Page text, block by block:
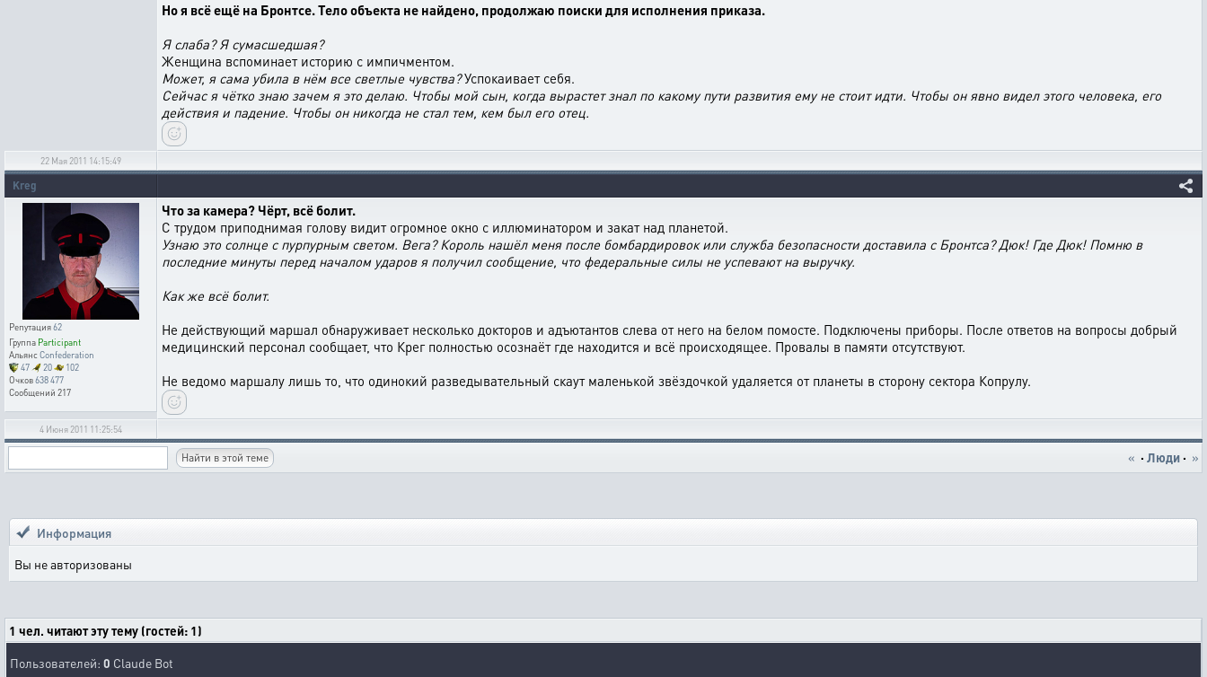
Но я всё ещё на Бронтсе. Тело объекта не найдено, продолжаю поиски для исполнения приказа.
Я слаба? Я сумасшедшая?
Женщина вспоминает историю с импичментом.
Может, я сама убила в нём все светлые чувства?Успокаивает себя.
Сейчас я чётко знаю зачем я это делаю. Чтобы мой сын, когда вырастет знал по какому пути развития ему не стоит идти. Чтобы он явно видел этого человека, его
действия и падение. Чтобы он никогда не стал тем, кем был его отец.
22 Мая 2011 14:15:49
Kreg
Репутация62
Группа Participant
АльянсConfederation
47
20
102
Очков638 477
Сообщений 217
Что за камера? Чёрт, всё болит.
С трудом приподнимая голову видит огромное окно с иллюминатором и закат над планетой.
Узнаю это солнце с пурпурным светом. Вега? Король нашёл меня после бомбардировок или служба безопасности доставила с Бронтса? Дюк! Где Дюк! Помню в
последние минуты перед началом ударов я получил сообщение, что федеральные силы не успевают на выручку.
Как же всё болит.
Не действующий маршал обнаруживает несколько докторов и адъютантов слева от него на белом помосте. Подключены приборы. После ответов на вопросы добрый
медицинский персонал сообщает, что Крег полностью осознаёт где находится и всё происходящее. Провалы в памяти отсутствуют.
Не ведомо маршалу лишь то, что одинокий разведывательный скаут маленькой звёздочкой удаляется от планеты в сторону сектора Копрулу.
4 Июня 2011 11:25:54
« · Люди · »
Информация
Вы не авторизованы
1 чел. читают эту тему (гостей: 1)
Пользователей: 0 Claude Bot